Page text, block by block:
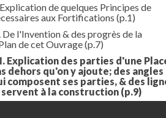
de quelques Principes de
aux Fortifications (p.1)
l'Invention & des progrès de la
de cet Ouvrage(p.7)
Explication des parties d'une
dehors qu'on y ajoute; des angles
composent ses parties, & des
à la construction (p.9)
angles qui composent les parties